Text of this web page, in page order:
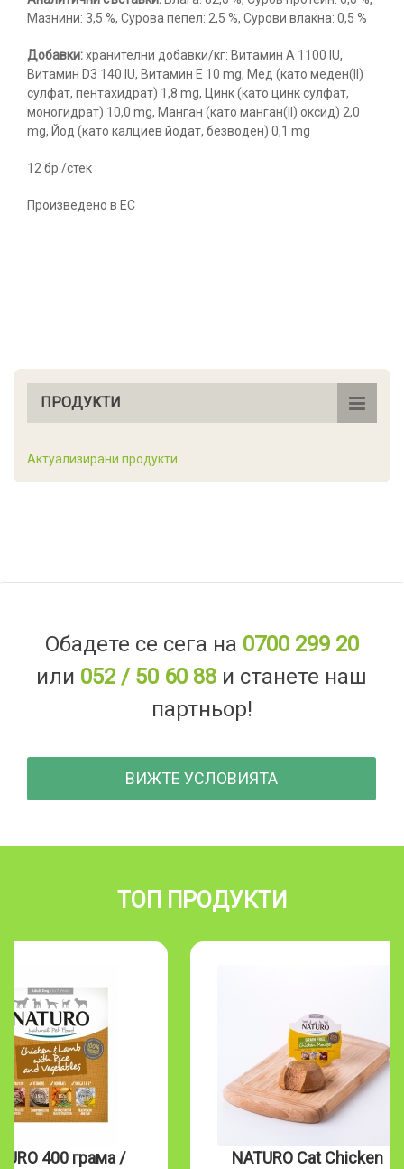
Мазнини: 3,5 %, Сурова пепел: 2,5 %, Сурови влакна: 0,5 %
Добавки:хранителни добавки/кг: Витамин А 1100 IU,
Витамин D3 140 IU, Витамин E 10 mg, Мед (като меден(II)
сулфат, пентахидрат) 1,8 mg, Цинк (като цинк сулфат,
моногидрат) 10,0 mg, Манган (като манган(II) оксид) 2,0
mg, Йод (като калциев йодат, безводен) 0,1 mg
12 бр./стек
Произведено в ЕС
ПРОДУКТИ
Актуализирани продукти
Обадете се сега на 0700 299 20
или 052 / 50 60 88 и станете наш
партньор!
ВИЖТЕ УСЛОВИЯТА
ТОП ПРОДУКТИ
400 грама /
NATURO Cat Chicken